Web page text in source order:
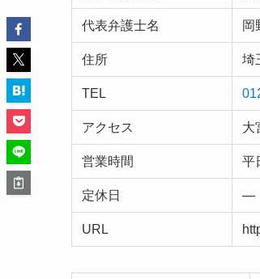
代表弁護士名 岡
住所 埼
TEL
アクセス 大
営業時間 平
定休日 —
URL